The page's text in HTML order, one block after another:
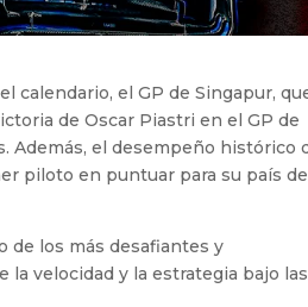
calendario, el GP de Singapur,
de Oscar Piastri en el GP de
Además, el desempeño histórico
piloto en puntuar para su país
de los más desafiantes y
velocidad y la estrategia bajo las